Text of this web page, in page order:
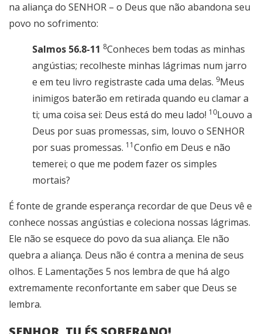
na aliança do SENHOR – o Deus que não abandona seu
povo no sofrimento:
Salmos 56.8-11 8Conheces bem todas as minhas
angústias; recolheste minhas lágrimas num jarro
e em teu livro registraste cada uma delas. 9Meus
inimigos baterão em retirada quando eu clamar a
ti; uma coisa sei: Deus está do meu lado! 10Louvo a
Deus por suas promessas, sim, louvo o SENHOR
por suas promessas. 11Confio em Deus e não
temerei; o que me podem fazer os simples
mortais?
É fonte de grande esperança recordar de que Deus vê e
conhece nossas angústias e coleciona nossas lágrimas.
Ele não se esquece do povo da sua aliança. Ele não
quebra a aliança. Deus não é contra a menina de seus
olhos. E Lamentações 5 nos lembra de que há algo
extremamente reconfortante em saber que Deus se
lembra.